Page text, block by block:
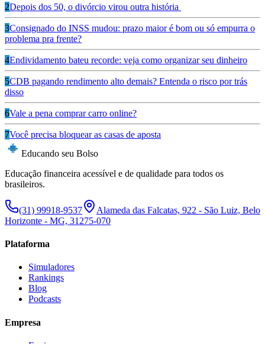
2Depois dos 50, o divórcio virou outra história
3Consignado do INSS mudou: prazo maior é bom ou só empurra o
problema pra frente?
4Endividamento bateu recorde: veja como organizar seu dinheiro
5CDB pagando rendimento alto demais? Entenda o risco por trás
disso
6Vale a pena comprar carro online?
7Você precisa bloquear as casas de aposta
Educando seu Bolso
Educação financeira acessível e de qualidade para todos os
brasileiros.
(31) 99918-9537
Alameda das Falcatas, 922 - São Luiz, Belo
Horizonte - MG, 31275-070
Plataforma
Simuladores
Rankings
Blog
Podcasts
Empresa